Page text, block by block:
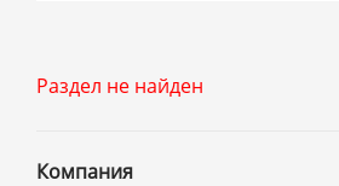
Раздел не найден
Компания